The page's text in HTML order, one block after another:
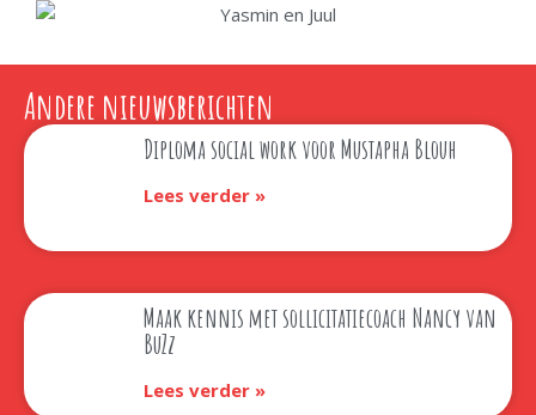
Andere nieuwsberichten
Diploma social work voor Mustapha Blouh
Lees verder »
Maak kennis met sollicitatiecoach Nancy van
BuZz
Lees verder »